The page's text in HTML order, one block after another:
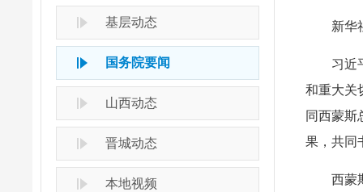
基层动态
国务院要闻
山西动态
晋城动态
本地视频
新华
习近
和重大关
同西蒙斯
果，共同
西蒙